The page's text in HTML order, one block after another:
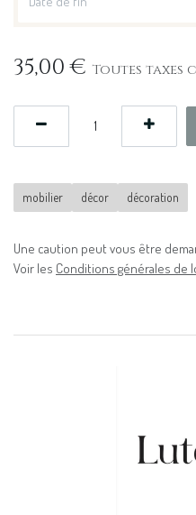
35,00€ Toutes taxes
mobilier décor décoration
Une caution peut vous être
Voir les Conditions générales de